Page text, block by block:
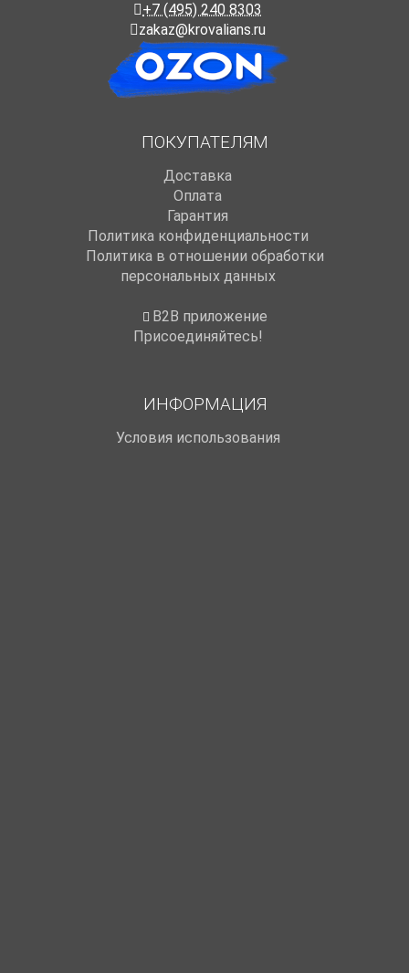
+7 (495) 240 8303
zakaz@krovalians.ru
ПОКУПАТЕЛЯМ
Доставка
Оплата
Гарантия
Политика конфиденциальности
Политика в отношении обработки
персональных данных
B2B приложение
Присоединяйтесь!
ИНФОРМАЦИЯ
Условия использования